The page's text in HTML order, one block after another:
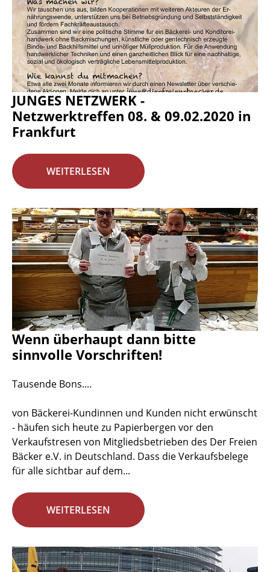
JUNGES NETZWERK -
Netzwerktreffen 08. & 09.02.2020 in
Frankfurt
WEITERLESEN
Wenn überhaupt dann bitte
sinnvolle Vorschriften!
Tausende Bons....
von Bäckerei-Kundinnen und Kunden nicht erwünscht
- häufen sich heute zu Papierbergen vor den
Verkaufstresen von Mitgliedsbetrieben des Der Freien
Bäcker e.V. in Deutschland. Dass die Verkaufsbelege
für alle sichtbar auf dem...
WEITERLESEN